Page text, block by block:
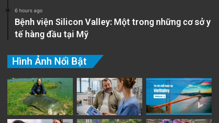
6 hours ago
Bệnh viện Silicon Valley: Một trong những cơ sở y
tế hàng đầu tại Mỹ
Hình Ảnh Nổi Bật